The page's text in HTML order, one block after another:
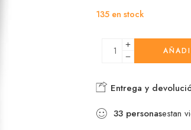
135 en stock
Entrega y
33 personasestan